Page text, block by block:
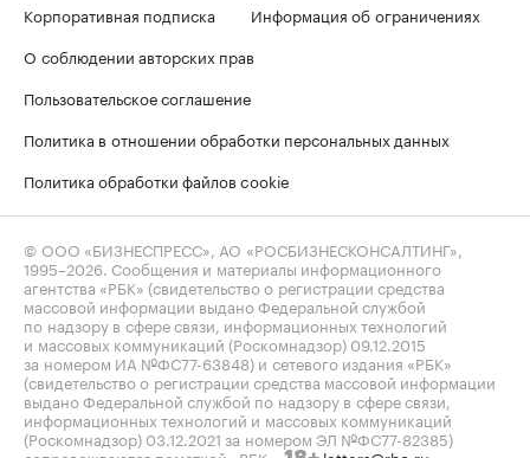
Корпоративная подписка
Информация об ограничениях
О соблюдении авторских прав
Пользовательское соглашение
Политика в отношении обработки персональных данных
Политика обработки файлов cookie
© ООО «БИЗНЕСПРЕСС», АО «РОСБИЗНЕСКОНСАЛТИНГ»,
1995–2026 . Сообщения и материалы информационного
агентства «РБК» (свидетельство о регистрации средства
массовой информации выдано Федеральной службой
по надзору в сфере связи, информационных технологий
и массовых коммуникаций (Роскомнадзор) 09.12.2015
за номером ИА №ФС77-63848) и сетевого издания «РБК»
(свидетельство о регистрации средства массовой информации
выдано Федеральной службой по надзору в сфере связи,
информационных технологий и массовых коммуникаций
(Роскомнадзор) 03.12.2021 за номером ЭЛ №ФС77-82385)